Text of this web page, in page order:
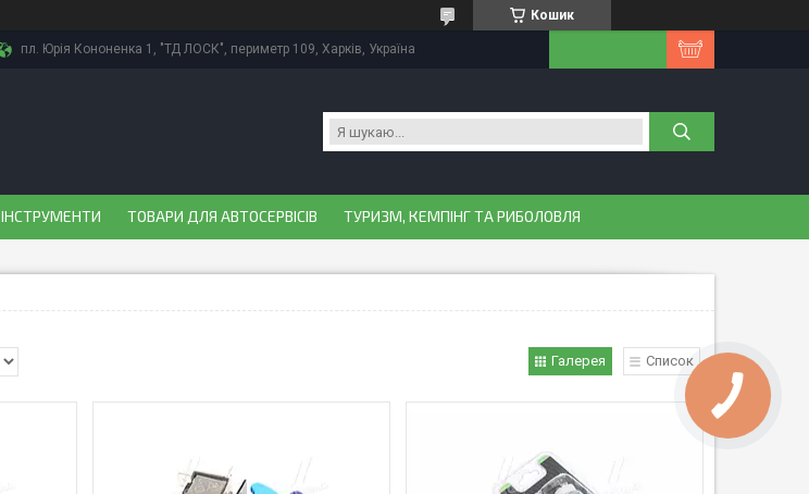
Кошик
пл. Юрія Кононенка 1, "ТД ЛОСК", периметр 109, Харків, Україна
ІНСТРУМЕНТИ ТОВАРИ ДЛЯ АВТОСЕРВІСІВ ТУРИЗМ, КЕМПІНГ ТА РИБОЛОВЛЯ
Галерея Список